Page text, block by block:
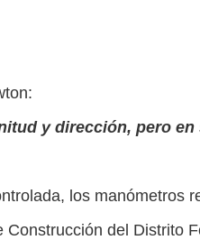
y dirección, pero en
los
del